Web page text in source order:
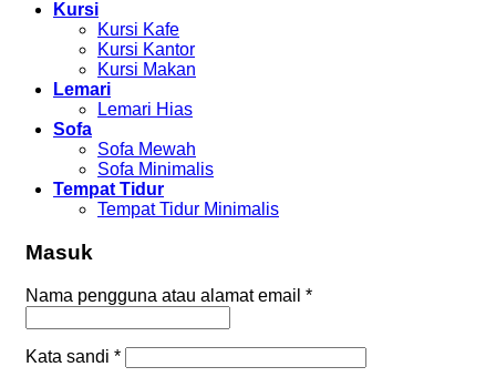
Kursi
Kursi Kafe
Kursi Kantor
Kursi Makan
Lemari
Lemari Hias
Sofa
Sofa Mewah
Sofa Minimalis
Tempat Tidur
Tempat Tidur Minimalis
Masuk
Nama pengguna atau alamat email *
Kata sandi *